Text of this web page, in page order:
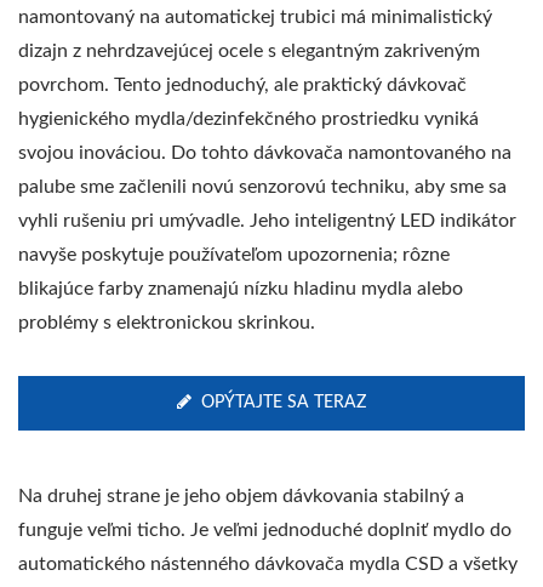
namontovaný na automatickej trubici má minimalistický
dizajn z nehrdzavejúcej ocele s elegantným zakriveným
povrchom. Tento jednoduchý, ale praktický dávkovač
hygienického mydla/dezinfekčného prostriedku vyniká
svojou inováciou. Do tohto dávkovača namontovaného na
palube sme začlenili novú senzorovú techniku, aby sme sa
vyhli rušeniu pri umývadle. Jeho inteligentný LED indikátor
navyše poskytuje používateľom upozornenia; rôzne
blikajúce farby znamenajú nízku hladinu mydla alebo
problémy s elektronickou skrinkou.
OPÝTAJTE SA TERAZ
Na druhej strane je jeho objem dávkovania stabilný a
funguje veľmi ticho. Je veľmi jednoduché doplniť mydlo do
automatického nástenného dávkovača mydla CSD a všetky